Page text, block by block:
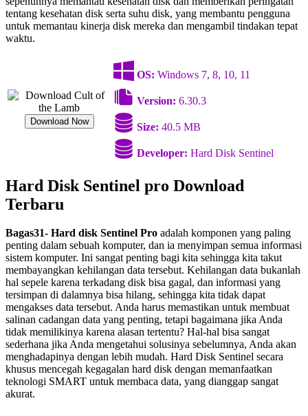
tentang kesehatan disk serta suhu disk, yang membantu pengguna
untuk memantau kinerja disk mereka dan mengambil tindakan tepat
waktu.
Download Now
OS: Windows 7, 8, 10, 11
Version: 6.30.3
Size: 40.5 MB
Developer: Hard Disk Sentinel
Hard Disk Sentinel pro Download
Terbaru
Bagas31- Hard disk Sentinel Pro adalah komponen yang paling
penting dalam sebuah komputer, dan ia menyimpan semua informasi
sistem komputer. Ini sangat penting bagi kita sehingga kita takut
membayangkan kehilangan data tersebut. Kehilangan data bukanlah
hal sepele karena terkadang disk bisa gagal, dan informasi yang
tersimpan di dalamnya bisa hilang, sehingga kita tidak dapat
mengakses data tersebut. Anda harus memastikan untuk membuat
salinan cadangan data yang penting, tetapi bagaimana jika Anda
tidak memilikinya karena alasan tertentu? Hal-hal bisa sangat
sederhana jika Anda mengetahui solusinya sebelumnya, Anda akan
menghadapinya dengan lebih mudah. Hard Disk Sentinel secara
khusus mencegah kegagalan hard disk dengan memanfaatkan
teknologi SMART untuk membaca data, yang dianggap sangat
akurat.